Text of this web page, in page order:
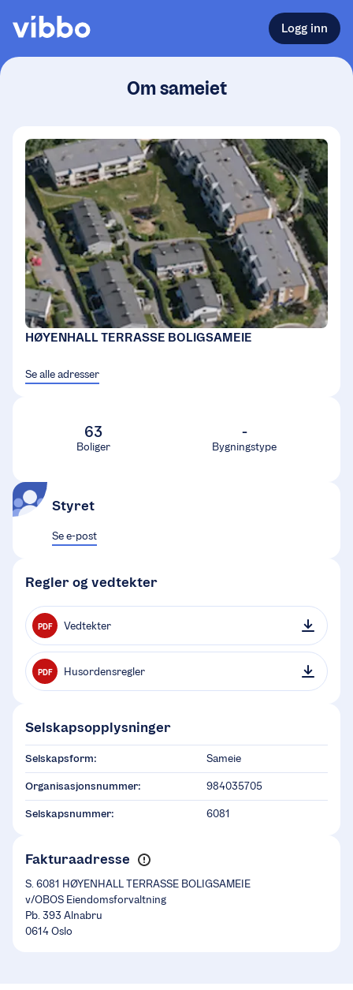
Logg inn
Om sameiet
HØYENHALL TERRASSE BOLIGSAMEIE
Se alle adresser
63
Boliger
-
Bygningstype
Styret
Se e-post
Regler og vedtekter
PDF Vedtekter
PDF Husordensregler
Selskapsopplysninger
Selskapsform: Sameie
Organisasjonsnummer: 984035705
Selskapsnummer: 6081
Fakturaadresse
S. 6081 HØYENHALL TERRASSE BOLIGSAMEIE
v/OBOS Eiendomsforvaltning
Pb. 393 Alnabru
0614 Oslo